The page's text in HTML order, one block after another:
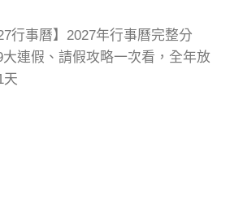
行事曆】2027年行事曆完整分
大連假、請假攻略一次看，全年放
天